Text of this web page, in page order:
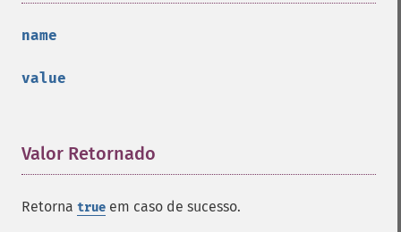
name
value
Valor Retornado
Retorna true em caso de sucesso.
getImageBluePrimary
getImageBorderColor
getImageChannelDistortion
getImageChannelRange
getImageChannelStatistics
getImageColormapColor